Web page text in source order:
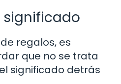
significado
regalos, es
que no se trata
significado detrás